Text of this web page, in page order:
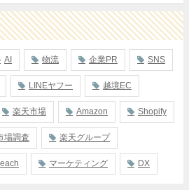
AI 物流 企業PR SNS
LINEヤフー 越境EC
楽天市場 Amazon Shopify
場調査 楽天グループ
マーケティング DX